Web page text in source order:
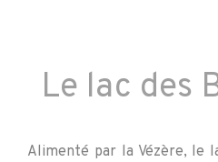
Le lac des
Alimenté par la Vézère, le